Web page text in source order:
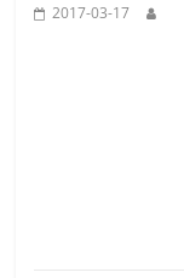
2017-03-17